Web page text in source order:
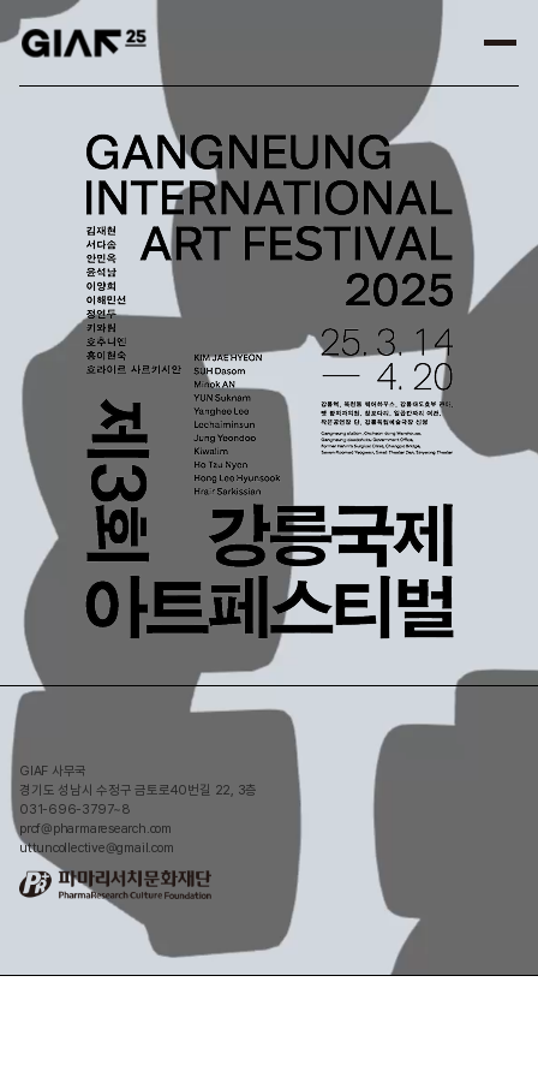
GIAF 사무국
경기도 성남시 수정구 금토로40번길 22, 3층
031-696-3797~8
prcf@pharmaresearch.com
uttuncollective@gmail.com